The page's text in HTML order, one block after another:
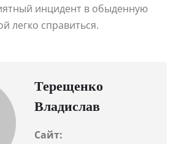
инцидент в обыденную
легко справиться.
Терещенко
Владислав
Сайт: